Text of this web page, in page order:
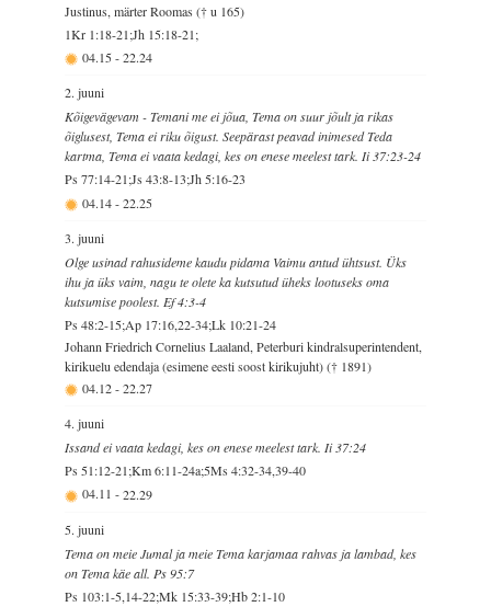
Justinus, märter Roomas († u 165)
1Kr 1:18-21;Jh 15:18-21;
04.15-22.24
2. juuni
Kõigevägevam - Temani me ei jõua, Tema on suur jõult ja rikas
õiglusest, Tema ei riku õigust. Seepärast peavad inimesed Teda
kartma, Tema ei vaata kedagi, kes on enese meelest tark. Ii 37:23-24
Ps 77:14-21;Js 43:8-13;Jh 5:16-23
04.14-22.25
3. juuni
Olge usinad rahusideme kaudu pidama Vaimu antud ühtsust. Üks
ihu ja üks vaim, nagu te olete ka kutsutud üheks lootuseks oma
kutsumise poolest. Ef 4:3-4
Ps 48:2-15;Ap 17:16,22-34;Lk 10:21-24
Johann Friedrich Cornelius Laaland, Peterburi kindralsuperintendent,
kirikuelu edendaja (esimene eesti soost kirikujuht) († 1891)
04.12-22.27
4. juuni
Issand ei vaata kedagi, kes on enese meelest tark. Ii 37:24
Ps 51:12-21;Km 6:11-24a;5Ms 4:32-34,39-40
04.11 -22.29
5. juuni
Tema on meie Jumal ja meie Tema karjamaa rahvas ja lambad, kes
on Tema käe all. Ps 95:7
Ps 103:1-5,14-22;Mk 15:33-39;Hb 2:1-10